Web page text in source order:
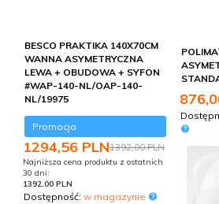
BESCO PRAKTIKA 140X70CM
WANNA ASYMETRYCZNA
LEWA + OBUDOWA + SYFON
#WAP-140-NL/OAP-140-
NL/19975
Promocja
1294,56 PLN1392,00 PLN
Najniższa cena produktu z ostatnich
30 dni:
1392.00 PLN
Dostępność: w magazynie
876,